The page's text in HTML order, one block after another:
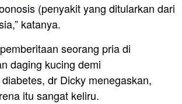
(penyakit yang ditularkan dari
katanya.
seorang pria di
daging kucing demi
dr Dicky menegaskan,
itu sangat keliru.